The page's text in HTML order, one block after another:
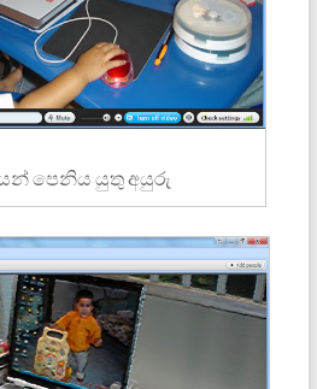
පෙනිය යුතු අයුරු